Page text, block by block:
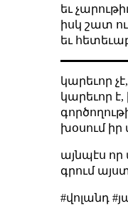
եւ
իսկ շատ
եւ
կարեւոր
կարեւոր է,
խօսում իր
այնպէս որ
գրում
#վոլանդ